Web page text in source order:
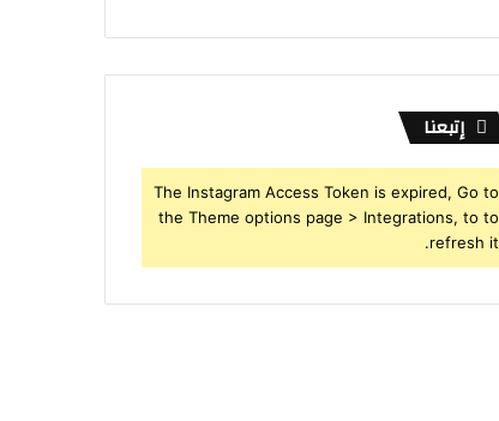
إتبعنا
The Instagram Access Token is expired, Go to
the Theme options page > Integrations, to to
refresh it.